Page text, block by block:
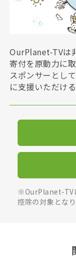
OurPlanet-TVは
寄付を原動力に
スポンサーとし
に支援いただけ
※OurPlanet-TV
控除の対象となり